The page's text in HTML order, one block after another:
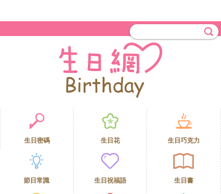
生日密碼 生日花 生日巧克力
節日常識 生日祝福語 生日書